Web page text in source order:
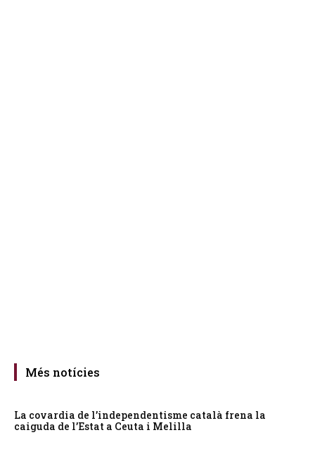
Més notícies
La covardia de l’independentisme català frena la
caiguda de l’Estat a Ceuta i Melilla